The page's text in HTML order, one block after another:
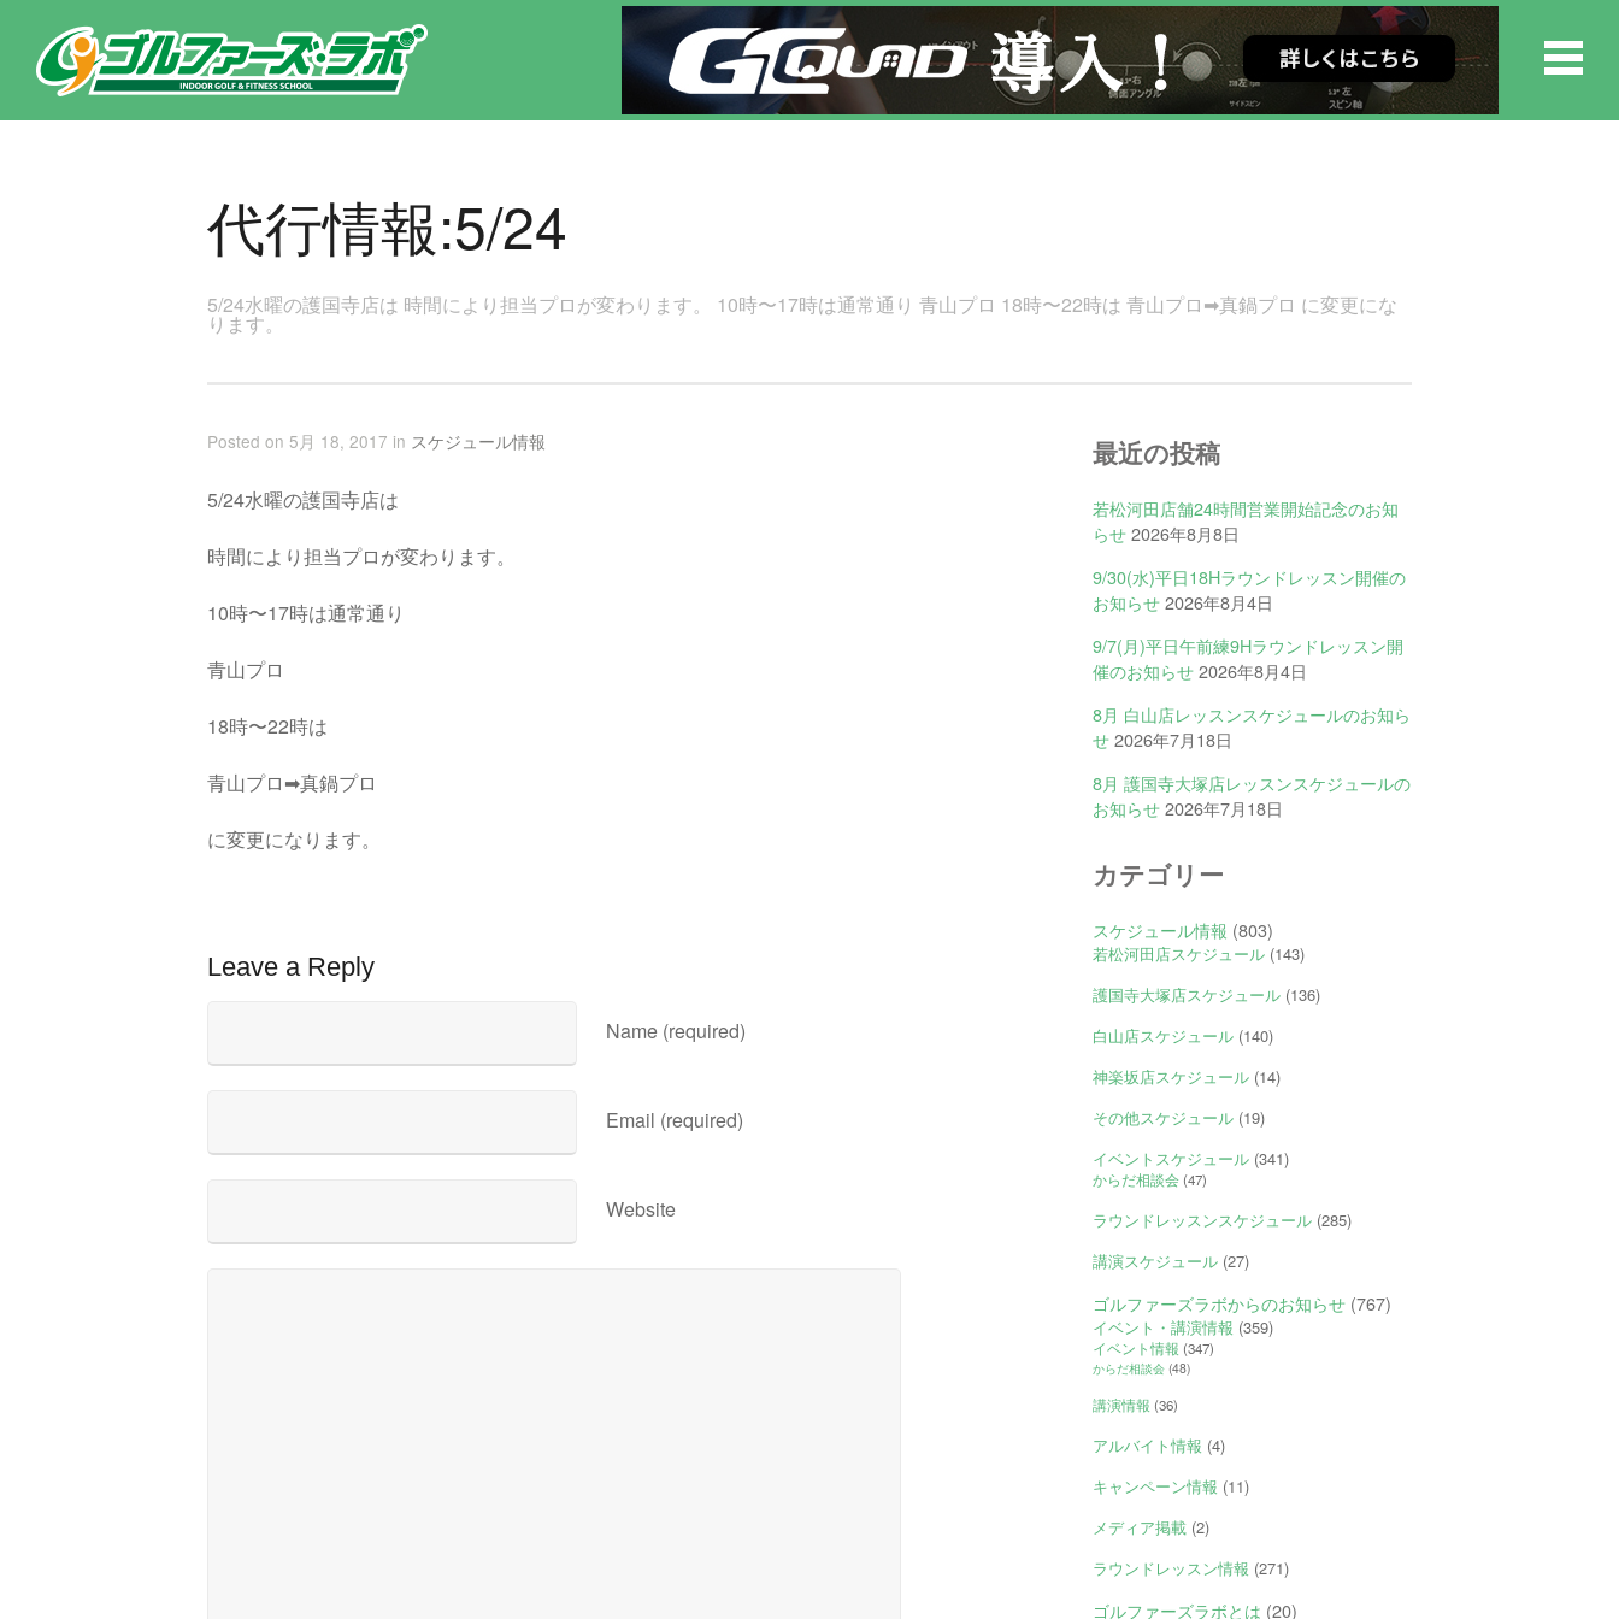
代行情報:5/24
5/24水曜の護国寺店は 時間により担当プロが変わります。 10時〜17時は通常通り 青山プロ 18時〜22時は 青山プロ➡︎真鍋プロ に変更にな
ります。
Posted on 5月 18, 2017 in スケジュール情報
5/24水曜の護国寺店は
時間により担当プロが変わります。
10時〜17時は通常通り
青山プロ
18時〜22時は
青山プロ➡︎真鍋プロ
に変更になります。
Leave a Reply
Name (required)
Email (required)
Website
最近の投稿
若松河田店舗24時間営業開始記念のお知
らせ2026年8月8日
9/30(水)平日18Hラウンドレッスン開催の
お知らせ2026年8月4日
9/7(月)平日午前練9Hラウンドレッスン開
催のお知らせ2026年8月4日
8月 白山店レッスンスケジュールのお知ら
せ2026年7月18日
8月 護国寺大塚店レッスンスケジュールの
お知らせ2026年7月18日
カテゴリー
スケジュール情報 (803)
若松河田店スケジュール (143)
護国寺大塚店スケジュール (136)
白山店スケジュール (140)
神楽坂店スケジュール (14)
その他スケジュール (19)
イベントスケジュール (341)
からだ相談会 (47)
ラウンドレッスンスケジュール (285)
講演スケジュール (27)
ゴルファーズラボからのお知らせ (767)
イベント・講演情報 (359)
イベント情報 (347)
からだ相談会 (48)
講演情報 (36)
アルバイト情報 (4)
キャンペーン情報 (11)
メディア掲載 (2)
ラウンドレッスン情報 (271)
ゴルファーズラボとは (20)